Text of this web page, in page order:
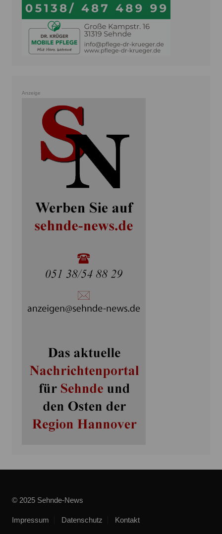
Anzeige
© 2025 Sehnde-News
Impressum Datenschutz Kontakt